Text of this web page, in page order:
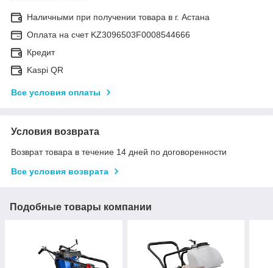
Наличными при получении товара в г. Астана
Оплата на счет KZ3096503F0008544666
Кредит
Kaspi QR
Все условия оплаты
Условия возврата
Возврат товара в течение 14 дней по договоренности
Все условия возврата
Подобные товары компании